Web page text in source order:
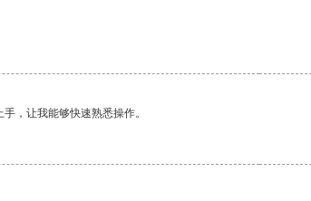
，让我能够快速熟悉操作。